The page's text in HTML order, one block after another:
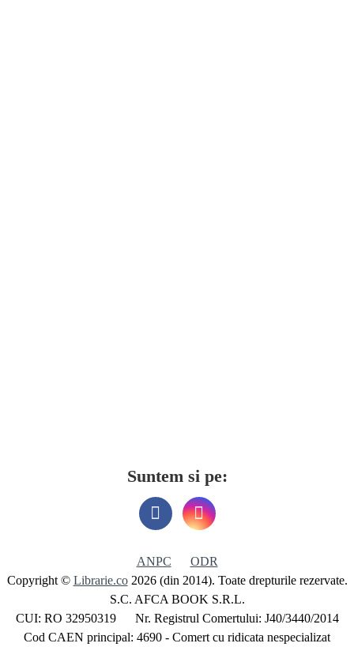
Suntem si pe:
ANPC
ODR
Copyright © Librarie.co 2026 (din 2014). Toate drepturile rezervate.
S.C. AFCA BOOK S.R.L.
CUI: RO 32950319 Nr. Registrul Comertului: J40/3440/2014
Cod CAEN principal: 4690 - Comert cu ridicata nespecializat